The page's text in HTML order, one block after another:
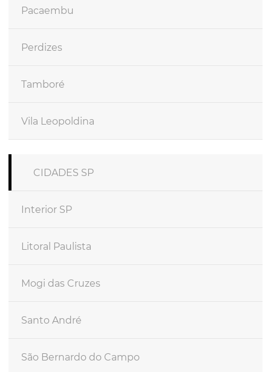
Pacaembu
Perdizes
Tamboré
Vila Leopoldina
CIDADES SP
Interior SP
Litoral Paulista
Mogi das Cruzes
Santo André
São Bernardo do Campo